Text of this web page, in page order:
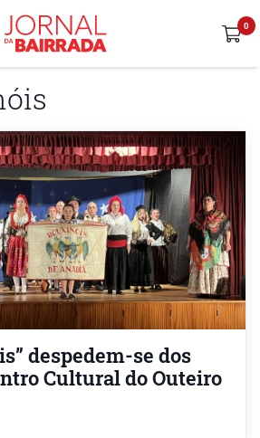
despedem-se dos
Cultural do Outeiro